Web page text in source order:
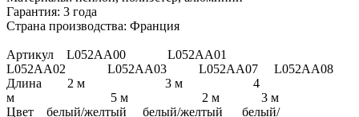
Гарантия: 3 года
Страна производства: Франция
Артикул L052AA00 L052AA01
L052AA02 L052AA03 L052AA07 L052AA08
Длина 2 м 3 м 4
м 5 м 2 м 3 м
Цвет белый/желтый белый/желтый белый/